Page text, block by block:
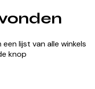
lijst van alle winkels
knop